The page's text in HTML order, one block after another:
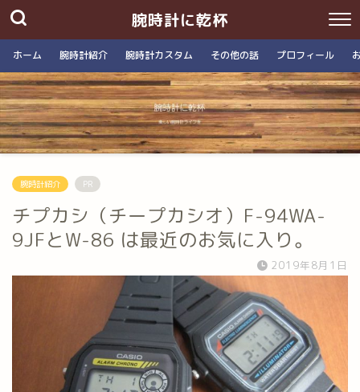
腕時計に乾杯
ホーム 腕時計紹介 腕時計カスタム その他の話 プロフィール
腕時計紹介 PR
チプカシ（チープカシオ）F-94WA-
9JFとW-86 は最近のお気に入り。
2019年8月1日